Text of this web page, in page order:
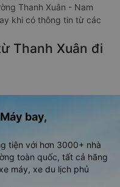
Thanh Xuân - Nam
khi có thông tin từ các
Thanh Xuân đi
bay,
tiện với hơn 3000+ nhà
toàn quốc, tất cả hãng
máy, xe du lịch phủ